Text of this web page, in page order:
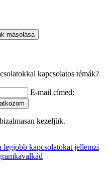
másolása
kapcsolatos témák?
E-mail címed:
kezeljük.
legjobb kapcsolatokat jellemzi